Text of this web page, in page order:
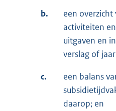
b.
een overzicht
activiteiten
uitgaven en
verslag of
c.
een balans
daarop; en